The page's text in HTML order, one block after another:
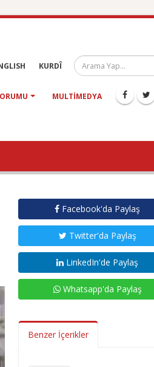
KURDÎ
MULTIMEDYA
Facebook'da Paylaş
Twitter'da Paylaş
LinkedIn'de Paylaş
Whatsapp'da Paylaş
Benzer İçerikler